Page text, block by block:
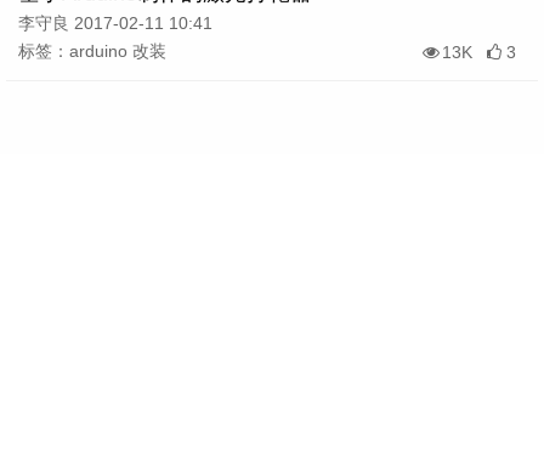
李守良 2017-02-11 10:41
标签：arduino 改装
13K 3